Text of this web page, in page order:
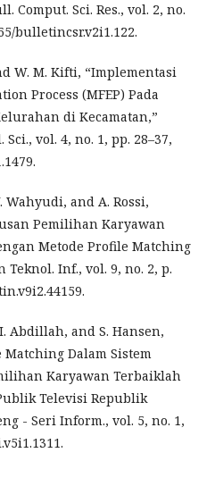
Comput. Sci. Res., vol. 2, no.
bulletincsr.v2i1.122.
W. M. Kifti, “Implementasi
Process (MFEP) Pada
di Kecamatan,”
vol. 4, no. 1, pp. 28–37,
Wahyudi, and A. Rossi,
Pemilihan Karyawan
Metode Profile Matching
Teknol. Inf., vol. 9, no. 2, p.
Abdillah, and S. Hansen,
Dalam Sistem
Karyawan Terbaiklah
Televisi Republik
- Seri Inform., vol. 5, no. 1,